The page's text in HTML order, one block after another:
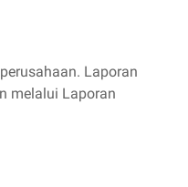
Laporan
melalui Laporan